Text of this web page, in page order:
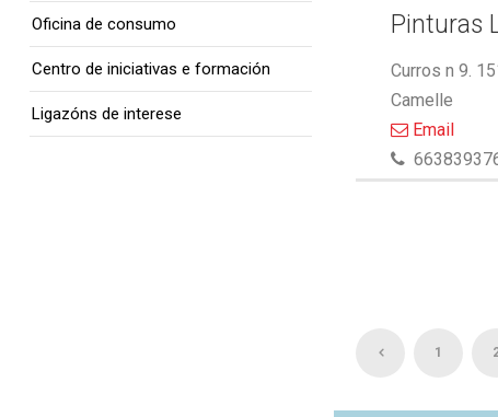
Pinturas
Curros n 9.
Camelle
Email
1
Oficina de consumo
Centro de iniciativas e formación
Ligazóns de interese